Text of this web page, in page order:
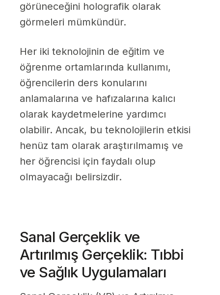
görüneceğini holografik olarak
görmeleri mümkündür.
Her iki teknolojinin de eğitim ve
öğrenme ortamlarında kullanımı,
öğrencilerin ders konularını
anlamalarına ve hafızalarına kalıcı
olarak kaydetmelerine yardımcı
olabilir. Ancak, bu teknolojilerin etkisi
henüz tam olarak araştırılmamış ve
her öğrencisi için faydalı olup
olmayacağı belirsizdir.
Sanal Gerçeklik ve
Artırılmış Gerçeklik: Tıbbi
ve Sağlık Uygulamaları